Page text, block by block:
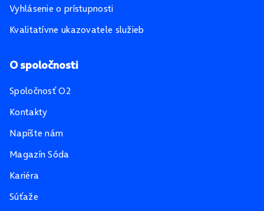
Vyhlásenie o prístupnosti
Kvalitatívne ukazovatele služieb
O spoločnosti
Spoločnosť O2
Kontakty
Napíšte nám
Magazín Sóda
Kariéra
Súťaže